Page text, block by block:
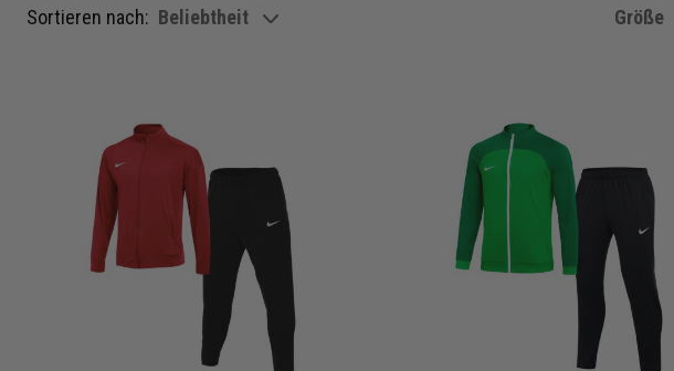
Sortieren nach: show filteroptions
Beliebtheit Größe